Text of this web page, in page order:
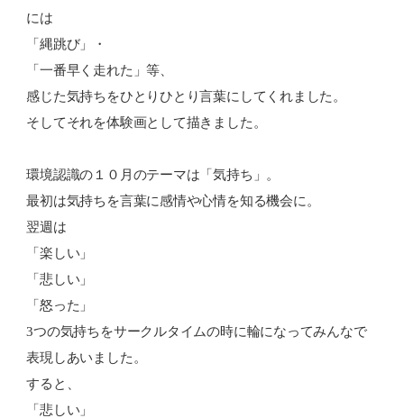
には
「縄跳び」・
「一番早く走れた」等、
感じた気持ちをひとりひとり言葉にしてくれました。
そしてそれを体験画として描きました。
環境認識の１０月のテーマは「気持ち」。
最初は気持ちを言葉に感情や心情を知る機会に。
翌週は
「楽しい」
「悲しい」
「怒った」
3つの気持ちをサークルタイムの時に輪になってみんなで
表現しあいました。
すると、
「悲しい」